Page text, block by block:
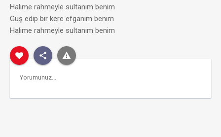
Halime rahmeyle sultanım benim
Güş edip bir kere efganım benim
Halime rahmeyle sultanım benim